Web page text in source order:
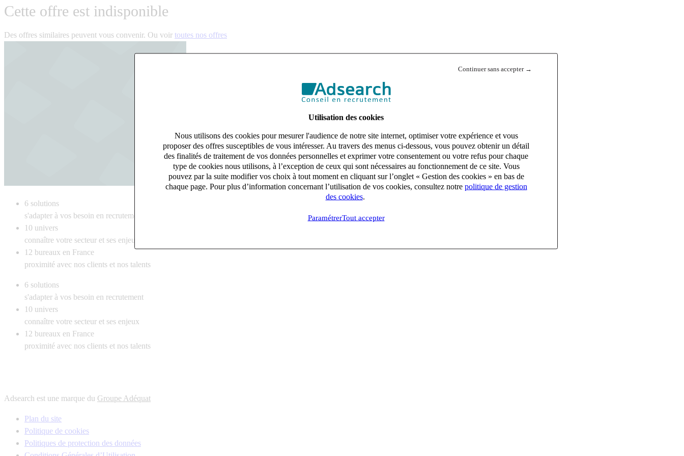
Continuer sans accepter →
Utilisation des cookies
Nous utilisons des cookies pour mesurer l'audience de notre site internet, optimiser votre expérience et vous
proposer des offres susceptibles de vous intéresser. Au travers des menus ci-dessous, vous pouvez obtenir un détail
des finalités de traitement de vos données personnelles et exprimer votre consentement ou votre refus pour chaque
type de cookies nous utilisons, à l’exception de ceux qui sont nécessaires au fonctionnement de ce site. Vous
pouvez par la suite modifier vos choix à tout moment en cliquant sur l’onglet « Gestion des cookies » en bas de
chaque page. Pour plus d’information concernant l’utilisation de vos cookies, consultez notre politique de gestion
des cookies.
ParamétrerTout accepter
Cette offre est indisponible
Des offres similaires peuvent vous convenir. Ou voir toutes nos offres
6 solutions
s'adapter à vos besoin en recrutement
10 univers
connaître votre secteur et ses enjeux
12 bureaux en France
proximité avec nos clients et nos talents
6 solutions
s'adapter à vos besoin en recrutement
10 univers
connaître votre secteur et ses enjeux
12 bureaux en France
proximité avec nos clients et nos talents
Adsearch est une marque du Groupe Adéquat
Plan du site
Politique de cookies
Politiques de protection des données